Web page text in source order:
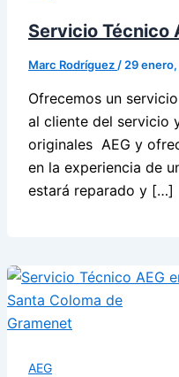
Servicio Técnico
Marc Rodríguez / 29
Ofrecemos un
al cliente del servicio
originales AEG y
en la experiencia de
estará reparado y […]
AEG